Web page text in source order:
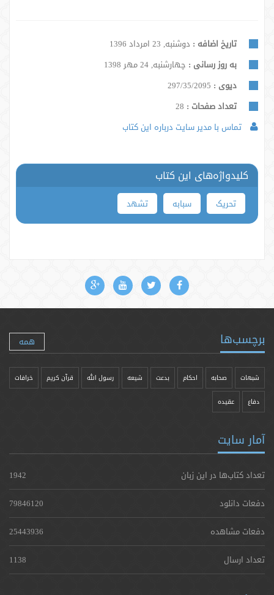
تاریخ اضافه : دوشنبه, 23 امرداد 1396
به روز رسانی : چهارشنبه, 24 مهر 1398
دیوی : 297/35/2095
تعداد صفحات :
تماس با مدیر سایت درباره این کتاب
کلیدواژه‌های این کتاب
تحریک سبابه تشهد
برچسب‌ها همه
شبهات صحابه احکام بدعت شیعه رسول الله قرآن کریم خرافات
دفاع عقیده
آمار سایت
تعداد کتاب‌ها در این زبان
1942
دفعات دانلود
79846120
دفعات مشاهده
25443936
تعداد ارسال
1138